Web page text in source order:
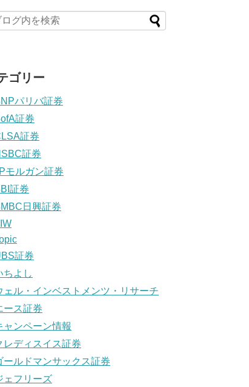
ゴリー
パリバ証券
証券
証券
証券
モルガン証券
証券
日興証券
証券
ちよし
ェル・インベストメンツ・リサーチ
ース証券
ャンペーン情報
レディスイス証券
ールドマンサックス証券
ェフリーズ